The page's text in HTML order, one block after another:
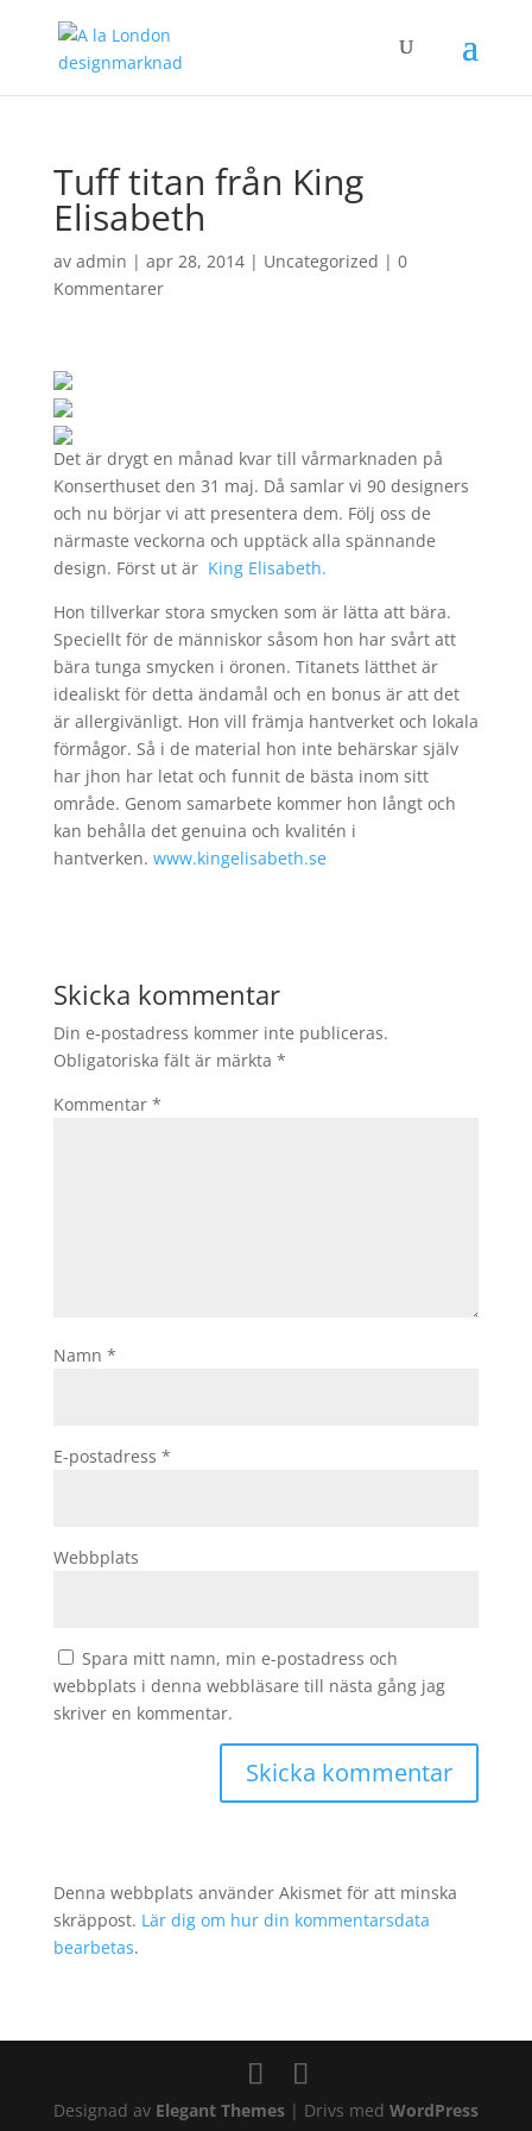
Tuff titan från King
Elisabeth
av admin | apr 28, 2014| Uncategorized | 0
Kommentarer
Det är drygt en månad kvar till vårmarknaden på
Konserthuset den 31 maj. Då samlar vi 90 designers
och nu börjar vi att presentera dem. Följ oss de
närmaste veckorna och upptäck alla spännande
design. Först ut är King Elisabeth.
Hon tillverkar stora smycken som är lätta att bära.
Speciellt för de människor såsom hon har svårt att
bära tunga smycken i öronen. Titanets lätthet är
idealiskt för detta ändamål och en bonus är att det
är allergivänligt. Hon vill främja hantverket och lokala
förmågor. Så i de material hon inte behärskar själv
har jhon har letat och funnit de bästa inom sitt
område. Genom samarbete kommer hon långt och
kan behålla det genuina och kvalitén i
hantverken. www.kingelisabeth.se
Skicka kommentar
Din e-postadress kommer inte publiceras.
Obligatoriska fält är märkta *
Kommentar *
Namn *
E-postadress *
Webbplats
Spara mitt namn, min e-postadress och
webbplats i denna webbläsare till nästa gång jag
skriver en kommentar.
Denna webbplats använder Akismet för att minska
skräppost. Lär dig om hur din kommentarsdata
bearbetas.
Designad av Elegant Themes| Drivs med WordPress